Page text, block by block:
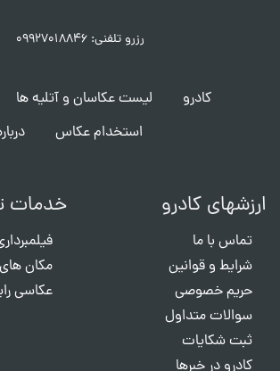
رزرو تلفنی: ۰۹۹۲۷۰۱۸۸۴۶
کادرو لیست عکاسان و آتلیه ها
استخدام عکاس
ارزشهای کادرو
تماس با ما
شرایط و قوانین
حریم خصوصی
سوالات متداول
ثبت شکایات
کادرو در خبرها
خدمات
مکان
عکاسی